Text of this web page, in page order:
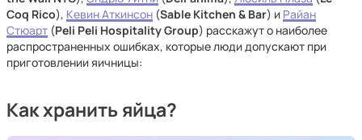
Coq Rico), Кевин Аткинсон (Sable Kitchen & Bar) и Райан
Стюарт (Peli Peli Hospitality Group) расскажут о наиболее
распространенных ошибках, которые люди допускают при
приготовлении яичницы:
Как хранить яйца?